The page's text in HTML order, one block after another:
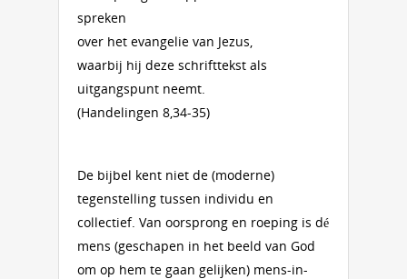
spreken
over het evangelie van Jezus,
waarbij hij deze schrifttekst als
uitgangspunt neemt.
(Handelingen 8,34-35)
De bijbel kent niet de (moderne)
tegenstelling tussen individu en
collectief. Van oorsprong en roeping is dé
mens (geschapen in het beeld van God
om op hem te gaan gelijken) mens-in-